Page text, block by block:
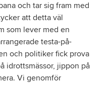
och tar sig fram med
att detta väl
som lever med en
testa-på-
och politiker fick prova
idrottsmässor, jippon på
Vi genomför